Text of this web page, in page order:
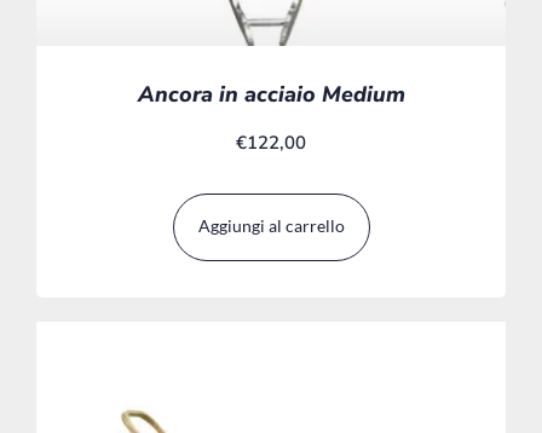
Ancora in acciaio Medium
€122,00
Aggiungi al carrello